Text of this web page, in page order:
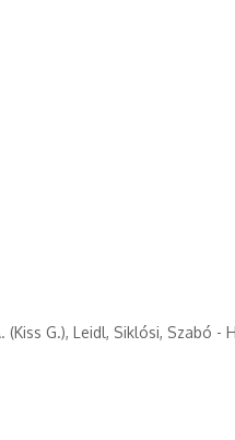
G.), Leidl, Siklósi, Szabó -